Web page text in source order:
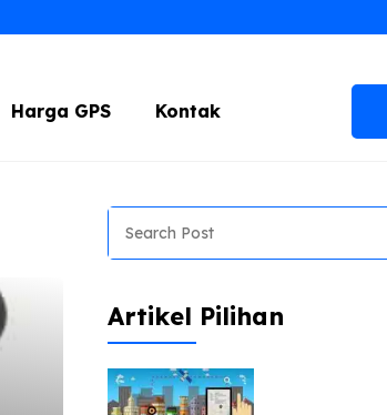
Harga GPS Kontak
Artikel Pilihan